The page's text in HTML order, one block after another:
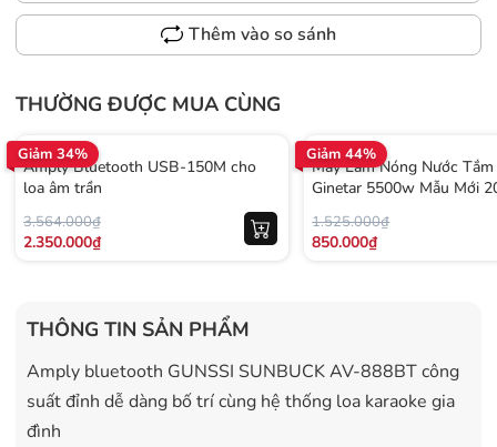
Thêm vào so sánh
THƯỜNG ĐƯỢC MUA CÙNG
Giảm 34%
Amply Bluetooth USB-150M cho
loa âm trần
3.564.000₫
2.350.000₫
Giảm 44%
Máy Làm Nóng Nước
Ginetar 5500w Mẫu Mới
1.525.000₫
850.000₫
THÔNG TIN SẢN PHẨM
Amply bluetooth GUNSSI SUNBUCK AV-888BT công
suất đỉnh dễ dàng bố trí cùng hệ thống loa karaoke gia
đình